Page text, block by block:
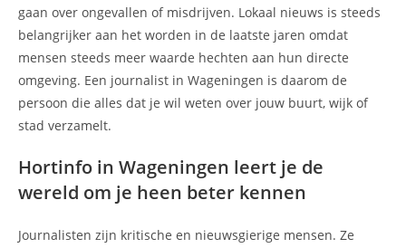
gaan over ongevallen of misdrijven. Lokaal nieuws is steeds
belangrijker aan het worden in de laatste jaren omdat
mensen steeds meer waarde hechten aan hun directe
omgeving. Een journalist in Wageningen is daarom de
persoon die alles dat je wil weten over jouw buurt, wijk of
stad verzamelt.
Hortinfo in Wageningen leert je de
wereld om je heen beter kennen
Journalisten zijn kritische en nieuwsgierige mensen. Ze